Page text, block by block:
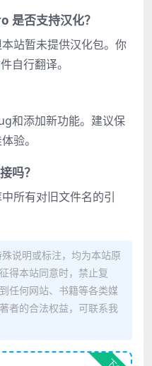
是否支持汉化？
站暂未提供汉化包。你
自行翻译。
和添加新功能。建议保
验。
吗？
所有对旧文件名的引
说明或标注，均为本站原
得本站同意时，禁止复
任何网站、书籍等各类媒
者的合法权益，可联系我